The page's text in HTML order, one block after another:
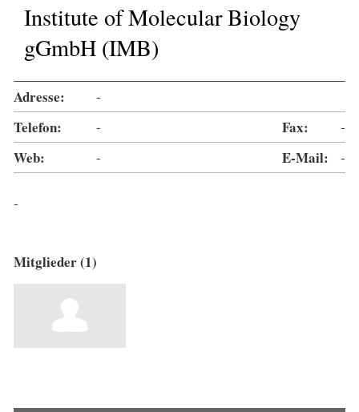
Institute of Molecular Biology
gGmbH (IMB)
Adresse: -
Telefon: - Fax: -
Web: - E-Mail: -
-
Mitglieder (1)